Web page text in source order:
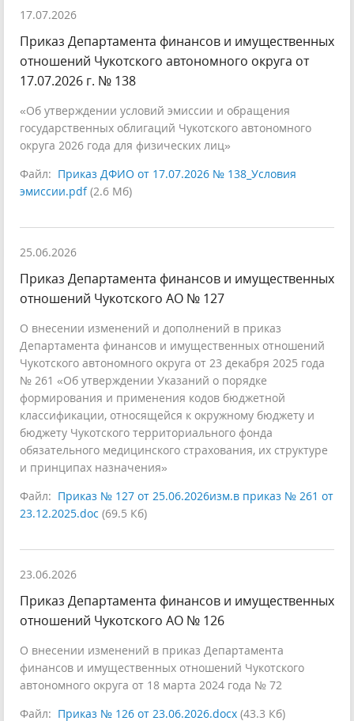
17.07.2026
Приказ Департамента финансов и имущественных
отношений Чукотского автономного округа от
17.07.2026 г. № 138
«Об утверждении условий эмиссии и обращения
государственных облигаций Чукотского автономного
округа 2026 года для физических лиц»
Файл: Приказ ДФИО от 17.07.2026 № 138_Условия
эмиссии.pdf(2.6 Мб)
25.06.2026
Приказ Департамента финансов и имущественных
отношений Чукотского АО № 127
О внесении изменений и дополнений в приказ
Департамента финансов и имущественных отношений
Чукотского автономного округа от 23 декабря 2025 года
№ 261 «Об утверждении Указаний о порядке
формирования и применения кодов бюджетной
классификации, относящейся к окружному бюджету и
бюджету Чукотского территориального фонда
обязательного медицинского страхования, их структуре
и принципах назначения»
Файл: Приказ № 127 от 25.06.2026изм.в приказ № 261 от
23.12.2025.doc (69.5 Кб)
23.06.2026
Приказ Департамента финансов и имущественных
отношений Чукотского АО № 126
О внесении изменений в приказ Департамента
финансов и имущественных отношений Чукотского
автономного округа от 18 марта 2024 года № 72
Файл: Приказ № 126 от 23.06.2026.docx (43.3 Кб)